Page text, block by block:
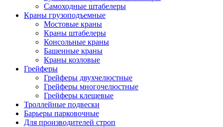
Самоходные штабелеры
Краны грузоподъемные
Мостовые краны
Краны штабелеры
Консольные краны
Башенные краны
Краны козловые
Грейферы
Грейферы двухчелюстные
Грейферы многочелюстные
Грейферы клещевые
Троллейные подвески
Барьеры парковочные
Для производителей строп